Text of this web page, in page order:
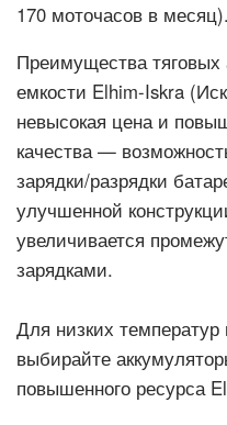
170 моточасов в месяц).
Преимущества
емкости Elhim-Iskra
невысокая цена и
качества —
зарядки/разрядки
улучшенной
увеличивается
зарядками.
Для низких температур
выбирайте
повышенного ресурса